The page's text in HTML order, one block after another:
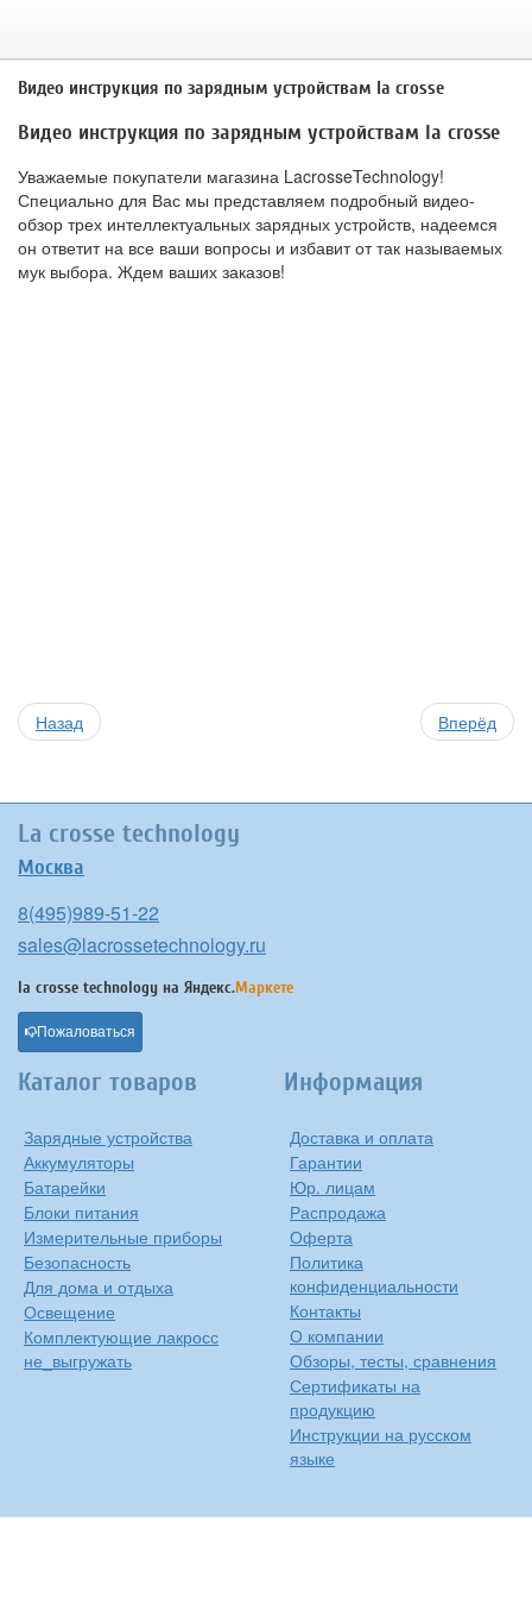
Видео инструкция по зарядным устройствам la crosse
Видео инструкция по зарядным устройствам la crosse
Уважаемые покупатели магазина LacrosseTechnology!
Специально для Вас мы представляем подробный видео-
обзор трех интеллектуальных зарядных устройств, надеемся
он ответит на все ваши вопросы и избавит от так называемых
мук выбора. Ждем ваших заказов!
Назад Вперёд
La crosse technology
Москва
8(495)989-51-22
sales@lacrossetechnology.ru
la crosse technology на Яндекс.Маркете
Пожаловаться
Каталог товаров
Зарядные устройства
Аккумуляторы
Батарейки
Блоки питания
Измерительные приборы
Безопасность
Для дома и отдыха
Освещение
Комплектующие лакросс
не_выгружать
Информация
Доставка и оплата
Гарантии
Юр. лицам
Распродажа
Оферта
Политика
конфиденциальности
Контакты
О компании
Обзоры, тесты, сравнения
Сертификаты на
продукцию
Инструкции на русском
языке